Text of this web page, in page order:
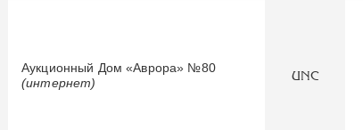
Аукционный Дом «Аврора» №80
(интернет)
UNC